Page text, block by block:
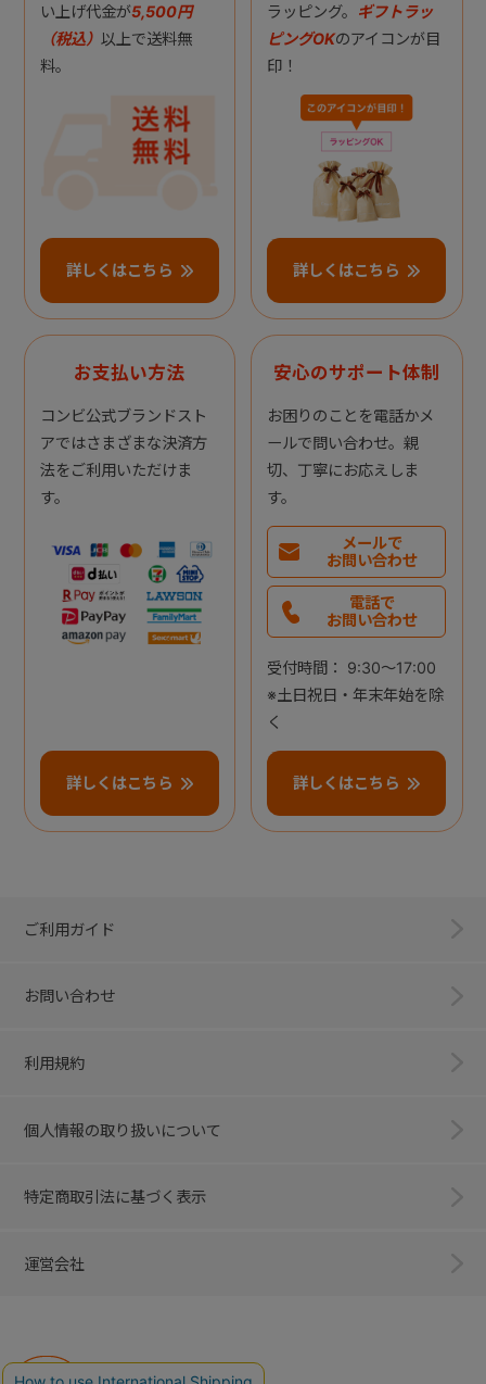
い上げ代金が5,500円
（税込） 以上で送料無
料。
詳しくはこちら
ラッピング。 ギフトラッ
ピングOKのアイコンが目
印！
詳しくはこちら
お支払い方法
コンビ公式ブランドスト
アではさまざまな決済方
法をご利用いただけま
す。
詳しくはこちら
安心のサポート体制
お困りのことを電話かメ
ールで問い合わせ。親
切、丁寧にお応えしま
す。
メールで
お問い合わせ
電話で
お問い合わせ
受付時間： 9:30～17:00
※土日祝日・年末年始を除
く
詳しくはこちら
ご利用ガイド
お問い合わせ
利用規約
個人情報の取り扱いについて
特定商取引法に基づく表示
運営会社